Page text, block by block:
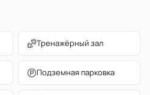
Тренажёрный зал
Подземная парковка